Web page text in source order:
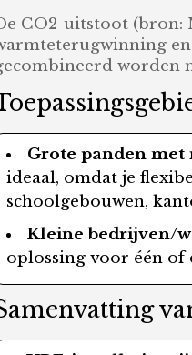
CO2-uitstoot (bron:
worden
Grote panden
ideaal, omdat je
schoolgebouwen,
Kleine bedrijven/
oplossing voor één